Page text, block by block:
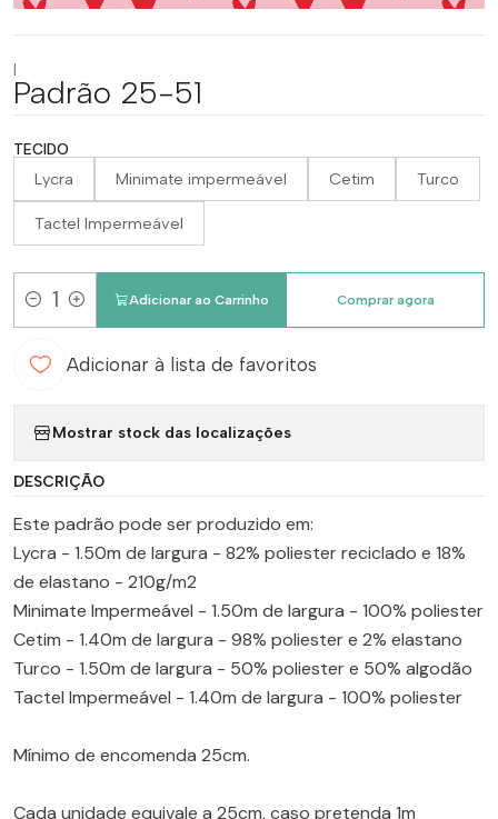
|
Padrão 25-51
TECIDO
Lycra Minimate impermeável Cetim Turco
Tactel Impermeável
Quantidade
Adicionar ao Carrinho Comprar agora
Adicionar à lista de favoritos
Mostrar stock das localizações
DESCRIÇÃO
Este padrão pode ser produzido em:
Lycra - 1.50m de largura - 82% poliester reciclado e 18%
de elastano - 210g/m2
Minimate Impermeável - 1.50m de largura - 100% poliester
Cetim - 1.40m de largura - 98% poliester e 2% elastano
Turco - 1.50m de largura - 50% poliester e 50% algodão
Tactel Impermeável - 1.40m de largura - 100% poliester
Mínimo de encomenda 25cm.
Cada unidade equivale a 25cm, caso pretenda 1m